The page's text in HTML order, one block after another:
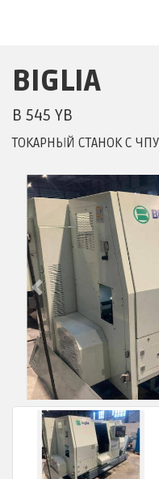
BIGLIA B 545 YB
BIGLIA
B 545 YB
ТОКАРНЫЙ СТАНОК С
Previous